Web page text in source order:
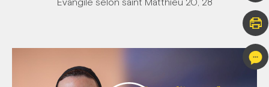
Évangile selon saint Matthieu 20, 28